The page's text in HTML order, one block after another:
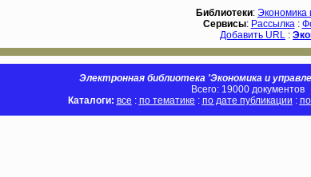
Библиотеки: Экономика
Сервисы: Рассылка:
Добавить URL :
Электронная библиотека 'Экономика и
Всего: 19000 документов
Каталоги: все : по тематике : по дате публикации :